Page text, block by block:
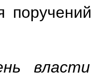
поручений